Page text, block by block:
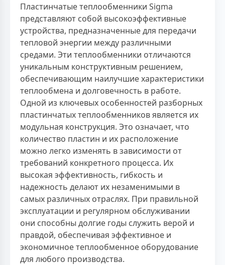
Пластинчатые теплообменники Sigma
представляют собой высокоэффективные
устройства, предназначенные для передачи
тепловой энергии между различными
средами. Эти теплообменники отличаются
уникальным конструктивным решением,
обеспечивающим наилучшие характеристики
теплообмена и долговечность в работе.
Одной из ключевых особенностей разборных
пластинчатых теплообменников является их
модульная конструкция. Это означает, что
количество пластин и их расположение
можно легко изменять в зависимости от
требований конкретного процесса. Их
высокая эффективность, гибкость и
надежность делают их незаменимыми в
самых различных отраслях. При правильной
эксплуатации и регулярном обслуживании
они способны долгие годы служить верой и
правдой, обеспечивая эффективное и
экономичное теплообменное оборудование
для любого производства.